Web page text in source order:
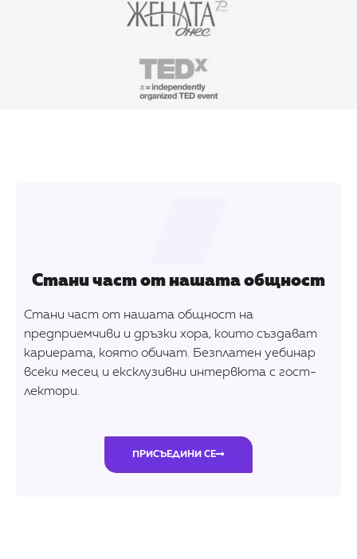
Стани част от нашата общност
Стани част от нашата общност на
предприемчиви и дръзки хора, които създават
кариерата, която обичат. Безплатен уебинар
всеки месец и ексклузивни интервюта с гост-
лектори.
ПРИСЪЕДИНИ СЕ